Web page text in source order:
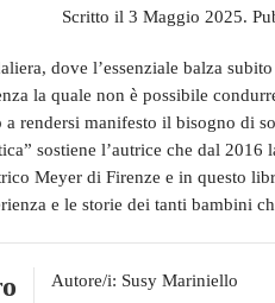
Scritto il 3 Maggio 2025.
dove l’essenziale balza
la quale non è possibile
a rendersi manifesto il bisogno di
sostiene l’autrice che dal
Meyer di Firenze e in questo
e le storie dei tanti bambini
Autore/i: Susy Mariniello